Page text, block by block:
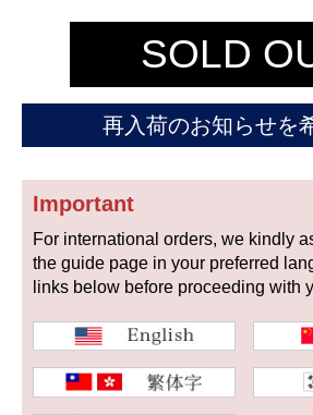
ヴァシュロン
コンスタンタン
チューダー
商品の状態から探
新品
中古品
WEB限定品
SOLD
再入荷のお知らせを
Important
For international orders, we kindly
the guide page in your preferred
links below before proceeding with